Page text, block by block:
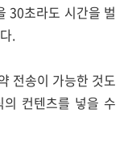
30초라도 시간을 벌
.
전송이 가능한 것도
컨텐츠를 넣을 수